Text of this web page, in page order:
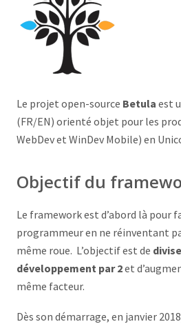
Le projet open-source Betula est
(FR/EN) orienté objet pour les
WebDev et WinDev Mobile) en
Objectif du
Le framework est d’abord là pour
programmeur en ne réinventant
même roue. L’objectif est de
développement par 2et
même facteur.
Dès son démarrage, en janvier